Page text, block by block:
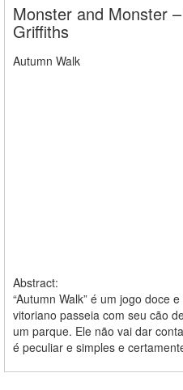
Monster and Monster
Griffiths
Autumn Walk
Abstract:
“Autumn Walk” é um jogo doce
vitoriano passeia com seu cão
um parque. Ele não vai dar
é peculiar e simples e